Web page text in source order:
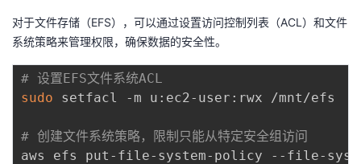
对于文件存储（EFS），可以通过设置访问控制列表（ACL）和文件
系统策略来管理权限，确保数据的安全性。
# 设置EFS文件系统ACL
sudo setfacl -m u:ec2-user:rwx /mnt/efs
# 创建文件系统策略，限制只能从特定安全组访问
aws efs put-file-system-policy --file-